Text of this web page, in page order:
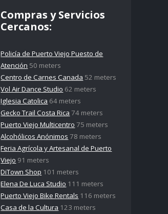
Compras y Servicios
Cercanos:
Policía de Puerto Viejo Puesto de
Atención 50 meters
Centro de Carnes Canada 52 meters
Vol Air Dance Studio 62 meters
Iglesia Catolica 64 meters
Gecko Trail Costa Rica 74 meters
Puerto Viejo Multicentro 75 meters
Alcohólicos Anónimos 78 meters
Feria Agrícola y Artesanal de Puerto
Viejo 91 meters
DiTown Shop 101 meters
Elena De Luca Studio 111 meters
Puerto Viejo Bike Rentals 116 meters
Casa de la Cultura 123 meters